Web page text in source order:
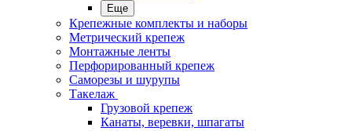
Еще
Крепежные комплекты и наборы
Метрический крепеж
Монтажные ленты
Перфорированный крепеж
Саморезы и шурупы
Такелаж
Грузовой крепеж
Канаты, веревки, шпагаты